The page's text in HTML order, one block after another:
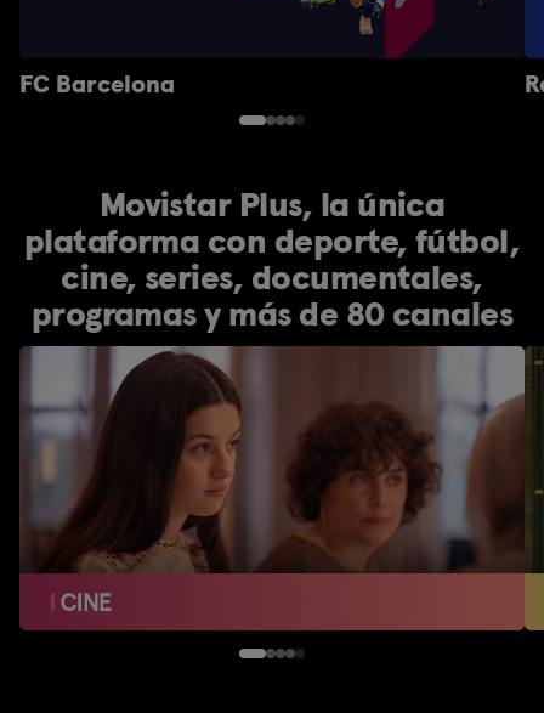
FC Barcelona
Movistar Plus, la única
plataforma con deporte, fútbol,
cine, series, documentales,
programas y más de 80 canales